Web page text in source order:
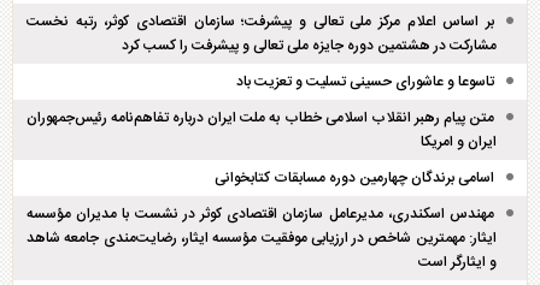
بر اساس اعلام مرکز ملی تعالی و پیشرفت؛ سازمان اقتصادی کوثر، رتبه نخست
مشارکت در هشتمین دوره جایزه ملی تعالی و پیشرفت را کسب کرد
تاسوعا و عاشورای حسینی تسلیت و تعزیت باد
متن پیام رهبر انقلاب اسلامی خطاب به ملت ایران درباره تفاهم‌نامه رئیس‌جمهوران
ایران و امریکا
اسامی برندگان چهارمین دوره مسابقات کتابخوانی
مهندس اسکندری، مدیرعامل سازمان اقتصادی کوثر در نشست با مدیران مؤسسه
ایثار: مهمترین شاخص در ارزیابی موفقیت مؤسسه ایثار، رضایت‌مندی جامعه شاهد
و ایثارگر است